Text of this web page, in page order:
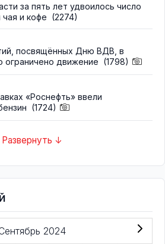
за пять лет удвоилось число
и кофе (2274)
посвящённых Дню ВДВ, в
ограничено движение (1798)
«Роснефть» ввели
(1724)
Развернуть ↓
2024